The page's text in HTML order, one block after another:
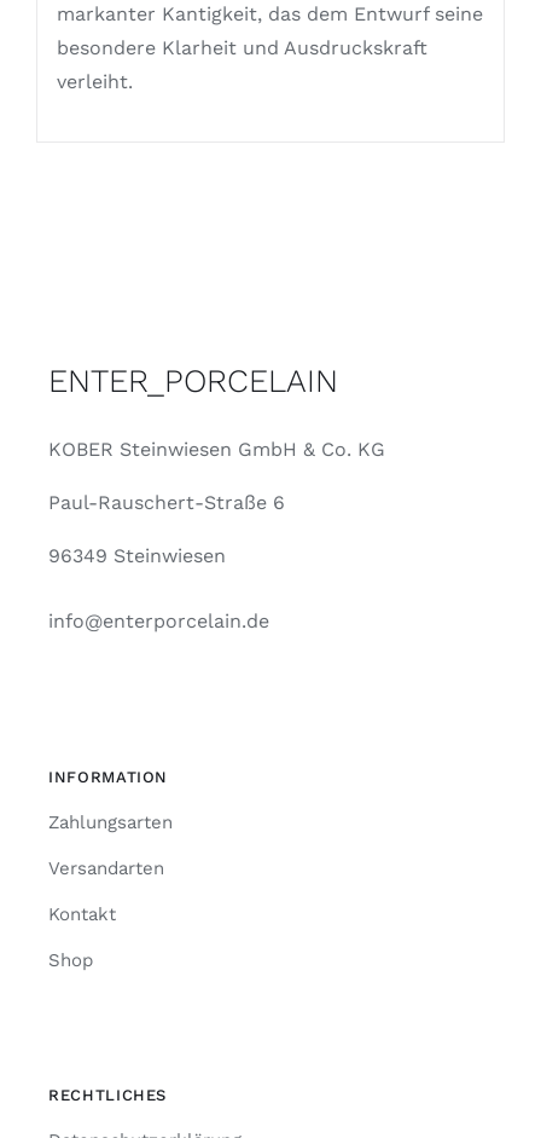
markanter Kantigkeit, das dem Entwurf seine
besondere Klarheit und Ausdruckskraft
verleiht.
ENTER_PORCELAIN
KOBER Steinwiesen GmbH & Co. KG
Paul-Rauschert-Straße 6
96349 Steinwiesen
info@enterporcelain.de
INFORMATION
Zahlungsarten
Versandarten
Kontakt
Shop
RECHTLICHES